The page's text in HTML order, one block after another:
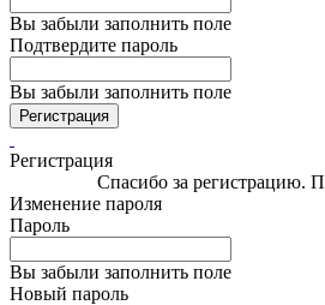
Вы забыли заполнить поле
Подтвердите пароль
Вы забыли заполнить поле
Регистрация
Регистрация
Спасибо за регистрацию.
Изменение пароля
Пароль
Вы забыли заполнить поле
Новый пароль